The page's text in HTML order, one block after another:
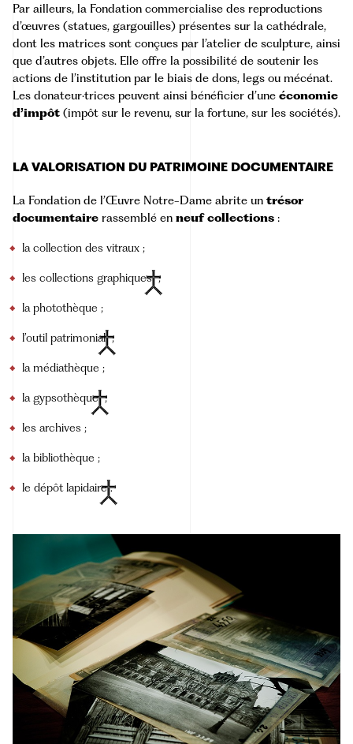
Par ailleurs, la Fondation commercialise des reproductions
d’œuvres (statues, gargouilles) présentes sur la cathédrale,
dont les matrices sont conçues par l’atelier de sculpture, ainsi
que d’autres objets. Elle offre la possibilité de soutenir les
actions de l’institution par le biais de dons, legs ou mécénat.
Les donateur·trices peuvent ainsi bénéficier d’une économie
d’impôt (impôt sur le revenu, sur la fortune, sur les sociétés).
LA VALORISATION DU PATRIMOINE DOCUMENTAIRE
La Fondation de l’Œuvre Notre-Dame abrite un trésor
documentaire rassemblé en neuf collections :
la collection des vitraux ;
lescollectionsgraphiques ;
la photothèque ;
l’outilpatrimonial ;
la médiathèque ;
lagypsothèque ;
les archives ;
la bibliothèque ;
ledépôtlapidaire .